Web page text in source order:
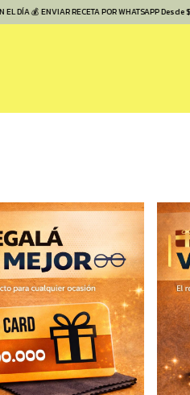
ENVIAR RECETA POR WHATSAPP Desde $39.000